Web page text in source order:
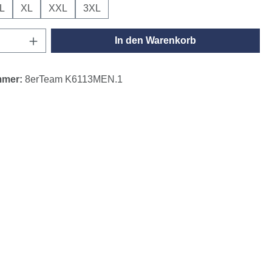
L XL XXL 3XL
Gib den gewünschten Wert ein
In den Warenkorb
8erTeam K6113MEN.1